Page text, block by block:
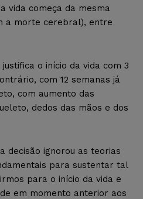
vida começa da mesma
a morte cerebral), entre
o início da vida com 3
com 12 semanas já
com aumento das
dedos das mãos e dos
decisão ignorou as teorias
para sustentar tal
para o início da vida e
em momento anterior aos